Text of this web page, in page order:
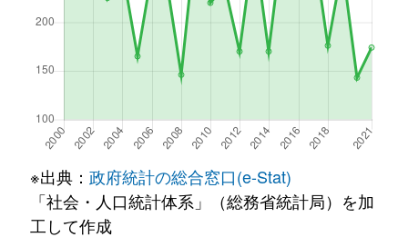
※出典： 政府統計の総合窓口(e-Stat)
「社会・人口統計体系」（総務省統計局）を加
工して作成